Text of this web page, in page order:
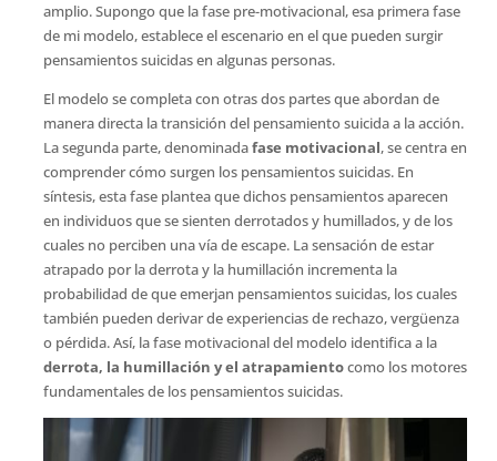
amplio. Supongo que la fase pre-motivacional, esa primera fase
de mi modelo, establece el escenario en el que pueden surgir
pensamientos suicidas en algunas personas.
El modelo se completa con otras dos partes que abordan de
manera directa la transición del pensamiento suicida a la acción.
La segunda parte, denominadafase motivacional, se centra en
comprender cómo surgen los pensamientos suicidas. En
síntesis, esta fase plantea que dichos pensamientos aparecen
en individuos que se sienten derrotados y humillados, y de los
cuales no perciben una vía de escape. La sensación de estar
atrapado por la derrota y la humillación incrementa la
probabilidad de que emerjan pensamientos suicidas, los cuales
también pueden derivar de experiencias de rechazo, vergüenza
o pérdida. Así, la fase motivacional del modelo identifica a la
derrota, la humillación y el atrapamientocomo los motores
fundamentales de los pensamientos suicidas.